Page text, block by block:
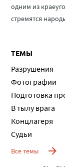
одним из
стремятся
ТЕМЫ
Разрушения
Фотографии
Подготовка
В тылу врага
Концлагеря
Судьи
Все темы